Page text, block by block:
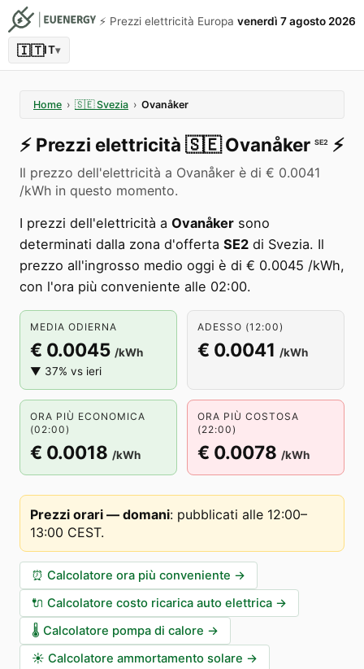
⚡️ Prezzi elettricità Europa venerdì 7 agosto 2026
🇮🇹IT▾
Home › 🇸🇪 Svezia › Ovanåker
⚡️ Prezzi elettricità 🇸🇪 Ovanåker SE2 ⚡️
Il prezzo dell'elettricità a Ovanåker è di € 0.0041
/kWh in questo momento.
I prezzi dell'elettricità a Ovanåker sono
determinati dalla zona d'offerta SE2 di Svezia. Il
prezzo all'ingrosso medio oggi è di € 0.0045 /kWh,
con l'ora più conveniente alle 02:00.
MEDIA ODIERNA
€ 0.0045 /kWh
▼ 37% vs ieri
ADESSO (12:00)
€ 0.0041 /kWh
ORA PIÙ ECONOMICA
(02:00)
€ 0.0018 /kWh
ORA PIÙ COSTOSA
(22:00)
€ 0.0078 /kWh
Prezzi orari — domani: pubblicati alle 12:00–
13:00 CEST.
⏰ Calcolatore ora più conveniente →
🔌 Calcolatore costo ricarica auto elettrica →
🌡️ Calcolatore pompa di calore →
☀️ Calcolatore ammortamento solare →